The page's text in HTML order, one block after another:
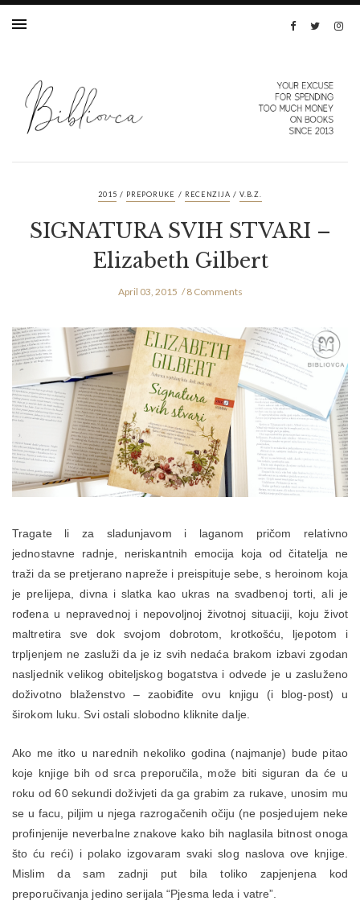
2015 / PREPORUKE / RECENZIJA / V.B.Z.
SIGNATURA SVIH STVARI –
Elizabeth Gilbert
April 03, 2015 8 Comments
Tragate li za sladunjavom i laganom pričom relativno
jednostavne radnje, neriskantnih emocija koja od čitatelja ne
traži da se pretjerano napreže i preispituje sebe, s heroinom koja
je prelijepa, divna i slatka kao ukras na svadbenoj torti, ali je
rođena u nepravednoj i nepovoljnoj životnoj situaciji, koju život
maltretira sve dok svojom dobrotom, krotkošću, ljepotom i
trpljenjem ne zasluži da je iz svih nedaća brakom izbavi zgodan
nasljednik velikog obiteljskog bogatstva i odvede je u zasluženo
doživotno blaženstvo – zaobiđite ovu knjigu (i blog-post) u
širokom luku. Svi ostali slobodno kliknite dalje.
Ako me itko u narednih nekoliko godina (najmanje) bude pitao
koje knjige bih od srca preporučila, može biti siguran da će u
roku od 60 sekundi doživjeti da ga grabim za rukave, unosim mu
se u facu, piljim u njega razrogačenih očiju (ne posjedujem neke
profinjenije neverbalne znakove kako bih naglasila bitnost onoga
što ću reći) i polako izgovaram svaki slog naslova ove knjige.
Mislim da sam zadnji put bila toliko zapjenjena kod
preporučivanja jedino serijala “Pjesma leda i vatre”.